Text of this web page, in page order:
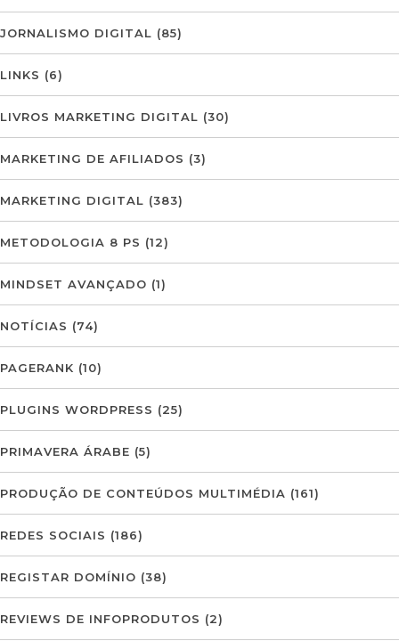
JORNALISMO DIGITAL (85)
LINKS (6)
LIVROS MARKETING DIGITAL (30)
MARKETING DE AFILIADOS (3)
MARKETING DIGITAL (383)
METODOLOGIA 8 PS (12)
MINDSET AVANÇADO (1)
NOTÍCIAS (74)
PAGERANK (10)
PLUGINS WORDPRESS (25)
PRIMAVERA ÁRABE (5)
PRODUÇÃO DE CONTEÚDOS MULTIMÉDIA (161)
REDES SOCIAIS (186)
REGISTAR DOMÍNIO (38)
REVIEWS DE INFOPRODUTOS (2)